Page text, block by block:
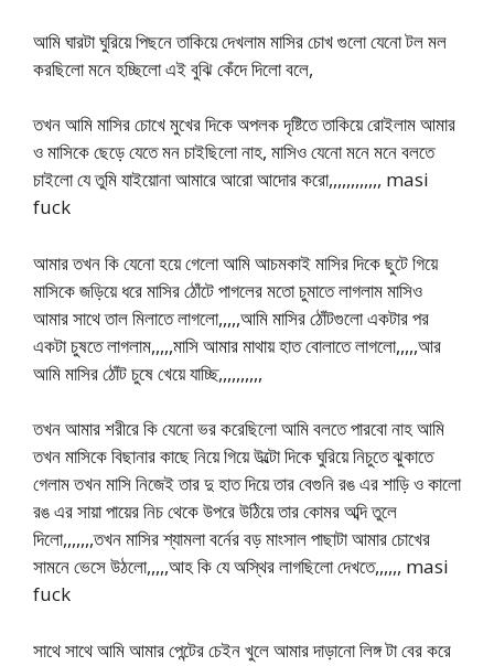
আমি ঘারটা ঘুরিয়ে পিছনে তাকিয়ে দেখলাম মাসির চোখ গুলো যেনো টল মল
করছিলো মনে হচ্ছিলো এই বুঝি কেঁদে দিলো বলে,
তখন আমি মাসির চোখে মুখের দিকে অপলক দৃষ্টিতে তাকিয়ে রোইলাম আমার
ও মাসিকে ছেড়ে যেতে মন চাইছিলো নাহ, মাসিও যেনো মনে মনে বলতে
চাইলো যে তুমি যাইয়োনা আমারে আরো আদোর করো,,,,,,,,,,,, masi
fuck
আমার তখন কি যেনো হয়ে গেলো আমি আচমকাই মাসির দিকে ছুটে গিয়ে
মাসিকে জড়িয়ে ধরে মাসির ঠোঁটে পাগলের মতো চুমাতে লাগলাম মাসিও
আমার সাথে তাল মিলাতে লাগলো,,,,,আমি মাসির ঠোঁটগুলো একটার পর
একটা চুষতে লাগলাম,,,,,মাসি আমার মাথায় হাত বোলাতে লাগলো,,,,,আর
আমি মাসির ঠোঁট চুষে খেয়ে যাচ্ছি,,,,,,,,,,
তখন আমার শরীরে কি যেনো ভর করেছিলো আমি বলতে পারবো নাহ আমি
তখন মাসিকে বিছানার কাছে নিয়ে গিয়ে উল্টো দিকে ঘুরিয়ে নিচুতে ঝুকাতে
গেলাম তখন মাসি নিজেই তার দু হাত দিয়ে তার বেগুনি রঙ এর শাড়ি ও কালো
রঙ এর সায়া পায়ের নিচ থেকে উপরে উঠিয়ে তার কোমর অব্দি তুলে
দিলো,,,,,,,তখন মাসির শ্যামলা বর্নের বড় মাংসাল পাছাটা আমার চোখের
সামনে ভেসে উঠলো,,,,,আহ কি যে অস্থির লাগছিলো দেখতে,,,,,, masi
fuck
সাথে সাথে আমি আমার পেন্টের চেইন খুলে আমার দাড়ানো লিঙ্গ টা বের করে